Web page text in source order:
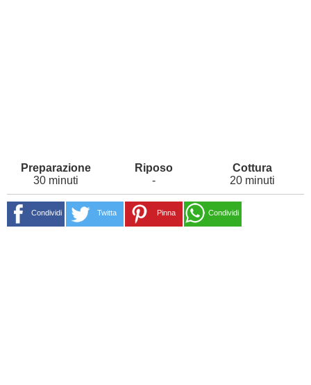
30 minuti - 20 minuti
Condividi Twitta Pinna Condividi